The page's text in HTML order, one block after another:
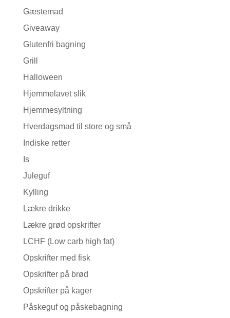
Gæstemad
Giveaway
Glutenfri bagning
Grill
Halloween
Hjemmelavet slik
Hjemmesyltning
Hverdagsmad til store og små
Indiske retter
Is
Juleguf
Kylling
Lækre drikke
Lækre grød opskrifter
LCHF (Low carb high fat)
Opskrifter med fisk
Opskrifter på brød
Opskrifter på kager
Påskeguf og påskebagning